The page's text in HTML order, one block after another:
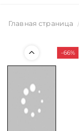
Главная страница
-66%